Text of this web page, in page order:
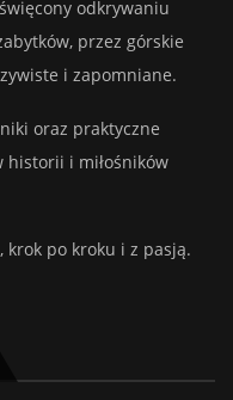
odkrywaniu
przez górskie
i zapomniane.
oraz praktyczne
historii i miłośników
po kroku i z pasją.